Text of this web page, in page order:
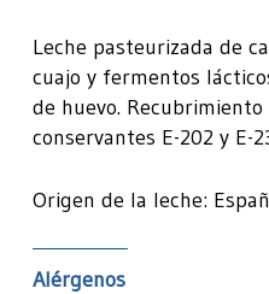
Leche pasteurizada de
cuajo y fermentos
de huevo.
conservantes E-202 y E-
Origen de la leche:
Alérgenos